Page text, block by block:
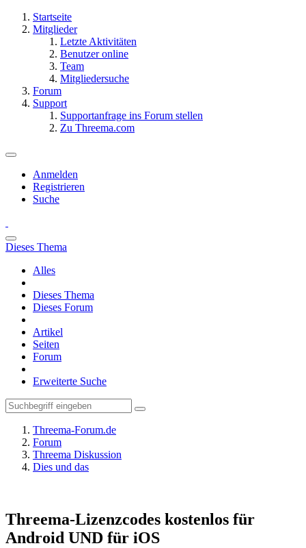
Startseite
Mitglieder
Letzte Aktivitäten
Benutzer online
Team
Mitgliedersuche
Forum
Support
Supportanfrage ins Forum stellen
Zu Threema.com
Anmelden
Registrieren
Suche
Dieses Thema
Alles
Dieses Thema
Dieses Forum
Artikel
Seiten
Forum
Erweiterte Suche
Threema-Forum.de
Forum
Threema Diskussion
Dies und das
Threema-Lizenzcodes kostenlos für
Android UND für iOS